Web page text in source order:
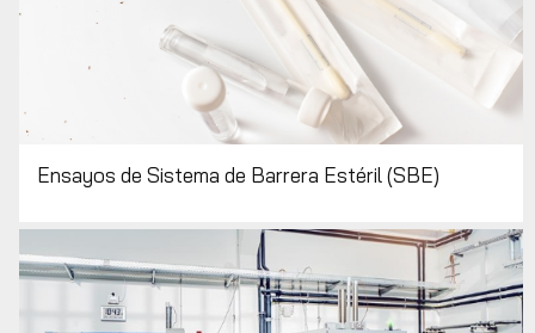
Ensayos de Sistema de Barrera Estéril (SBE)